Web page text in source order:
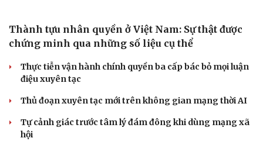
NHẬN DIỆN SỰ THẬT
Thành tựu nhân quyền ở Việt Nam: Sự thật được
điệu xuyên tạc